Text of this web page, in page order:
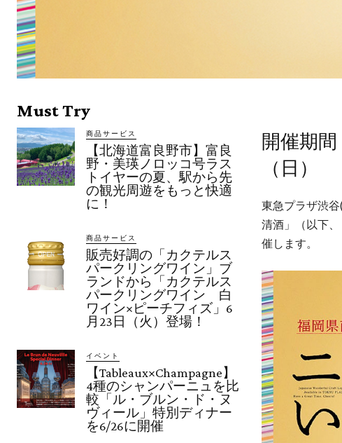
Must Try
商品サービス
【北海道富良野市】富良
野・美瑛ノロッコ号ラス
トイヤーの夏、駅から先
の観光周遊をもっと快適
に！
商品サービス
販売好調の「カクテルス
パークリングワイン」ブ
ランドから「カクテルス
パークリングワイン 白
ワイン×ピーチフィズ」6
月23日（火）登場！
イベント
【Tableaux×Champagne】
4種のシャンパーニュを比
較「ル・ブルン・ド・ヌ
ヴィール」特別ディナー
を6/26に開催
開催期
（日）
東急プラザ渋
清酒」（以下
催します。